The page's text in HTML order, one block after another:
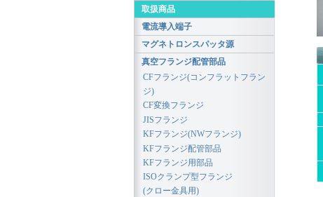
取扱商品
電流導入端子
マグネトロンスパッタ源
真空フランジ配管部品
CFフランジ(コンフラットフラン
ジ)
CF変換フランジ
JISフランジ
KFフランジ(NWフランジ)
KFフランジ配管部品
KFフランジ用部品
ISOクランプ型フランジ
(クロー金具用)